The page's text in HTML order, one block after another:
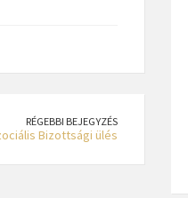
RÉGEBBI BEJEGYZÉS
Bizottsági ülés